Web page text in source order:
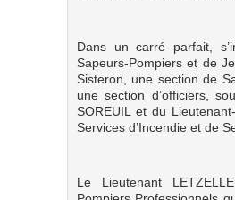
Dans un carré parfait,
Sapeurs-Pompiers et de
Sisteron, une section de
une section d’officiers,
SOREUIL et du
Services d’Incendie et de
Le Lieutenant